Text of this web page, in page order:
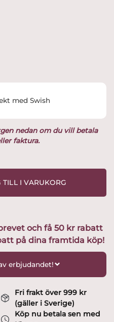
kr.
nedan om du vill betala
faktura.
TILL I VARUKORG
med Swish
och få 50 kr rabatt
på dina framtida köp!
erbjudandet!
Fri frakt över 999 kr
(gäller i Sverige)
Köp nu betala sen med